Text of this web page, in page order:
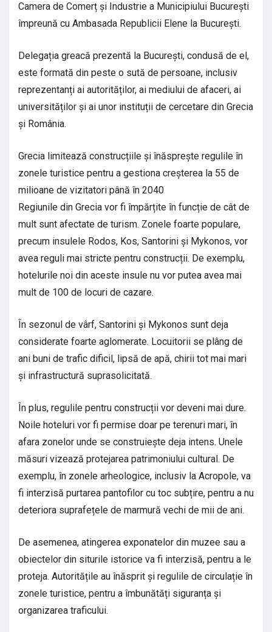
Camera de Comerț și Industrie a Municipiului București
împreună cu Ambasada Republicii Elene la București.
Delegația greacă prezentă la București, condusă de el,
este formată din peste o sută de persoane, inclusiv
reprezentanți ai autorităților, ai mediului de afaceri, ai
universităților și ai unor instituții de cercetare din Grecia
și România.
Grecia limitează construcțiile și înăsprește regulile în
zonele turistice pentru a gestiona creșterea la 55 de
milioane de vizitatori până în 2040
Regiunile din Grecia vor fi împărțite în funcție de cât de
mult sunt afectate de turism. Zonele foarte populare,
precum insulele Rodos, Kos, Santorini și Mykonos, vor
avea reguli mai stricte pentru construcții. De exemplu,
hotelurile noi din aceste insule nu vor putea avea mai
mult de 100 de locuri de cazare.
În sezonul de vârf, Santorini și Mykonos sunt deja
considerate foarte aglomerate. Locuitorii se plâng de
ani buni de trafic dificil, lipsă de apă, chirii tot mai mari
și infrastructură suprasolicitată.
În plus, regulile pentru construcții vor deveni mai dure.
Noile hoteluri vor fi permise doar pe terenuri mari, în
afara zonelor unde se construiește deja intens. Unele
măsuri vizează protejarea patrimoniului cultural. De
exemplu, în zonele arheologice, inclusiv la Acropole, va
fi interzisă purtarea pantofilor cu toc subțire, pentru a nu
deteriora suprafețele de marmură vechi de mii de ani.
De asemenea, atingerea exponatelor din muzee sau a
obiectelor din siturile istorice va fi interzisă, pentru a le
proteja. Autoritățile au înăsprit și regulile de circulație în
zonele turistice, pentru a îmbunătăți siguranța și
organizarea traficului.